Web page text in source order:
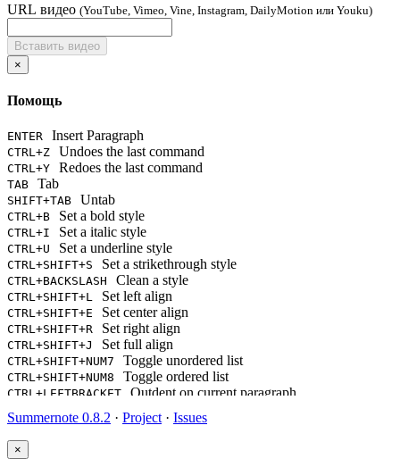
URL видео (YouTube, Vimeo, Vine, Instagram, DailyMotion или Youku)
Вставить видео
×
Помощь
ENTER Insert Paragraph
CTRL+Z Undoes the last command
CTRL+Y Redoes the last command
TAB Tab
SHIFT+TAB Untab
CTRL+B Set a bold style
CTRL+I Set a italic style
CTRL+U Set a underline style
CTRL+SHIFT+S Set a strikethrough style
CTRL+BACKSLASH Clean a style
CTRL+SHIFT+L Set left align
CTRL+SHIFT+E Set center align
CTRL+SHIFT+R Set right align
CTRL+SHIFT+J Set full align
CTRL+SHIFT+NUM7 Toggle unordered list
CTRL+SHIFT+NUM8 Toggle ordered list
CTRL+LEFTBRACKET Outdent on current paragraph
CTRL+RIGHTBRACKET
CTRL+NUM0 Change current block's format as a paragraph(P tag)
CTRL+NUM1
CTRL+NUM2
Summernote 0.8.2 · Project · Issues
×